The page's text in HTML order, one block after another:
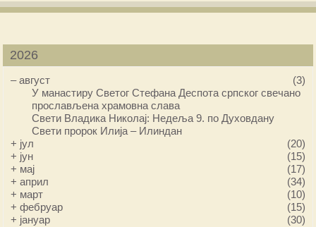
2026
–август
(3)
У манастиру Светог Стефана Деспота српског свечано
прослављена храмовна слава
Свети Владика Николај: Недеља 9. по Духовдану
Свети пророк Илија – Илиндан
+ јул
(20)
+ јун
(15)
+ мај
(17)
+април
(34)
+ март
(10)
+фебруар
(15)
+ јануар (30)